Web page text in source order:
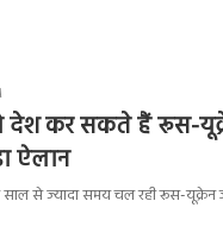
देश कर सकते हैं रूस-
ऐलान
से ज्यादा समय चल रही रूस-